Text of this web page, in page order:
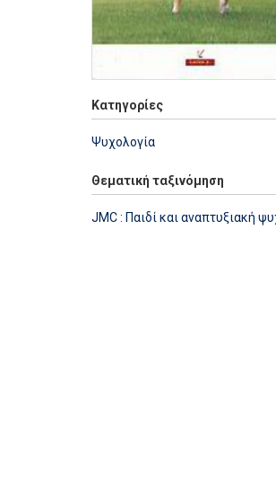
Κατηγορίες
Ψυχολογία
Θεματική ταξινόμηση
JMC : Παιδί και αναπτυξιακή